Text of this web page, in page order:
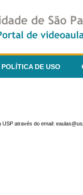
POLÍTICA DE USO
através do email: